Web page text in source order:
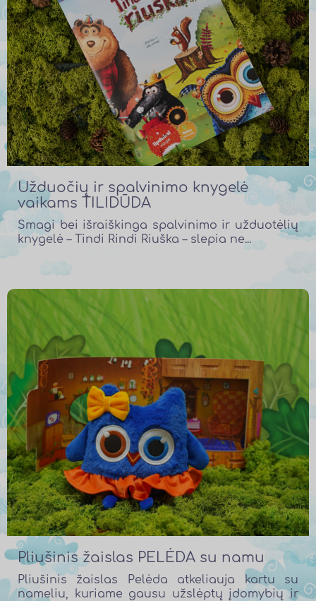
Užduočių ir spalvinimo knygelė
vaikams TILIDŪDA
Smagi bei išraiškinga spalvinimo ir užduotėlių
knygelė – Tindi Rindi Riuška – slepia ne...
Pliušinis žaislas PELĖDA su namu
Pliušinis žaislas Pelėda atkeliauja kartu su
nameliu, kuriame gausu užslėptų įdomybių ir